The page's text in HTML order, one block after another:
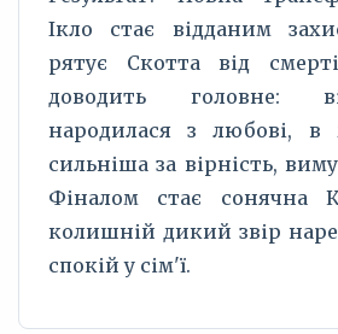
Ікло стає відданим
рятує Скотта від
доводить головне:
народилася з любові, в
сильніша за вірність,
Фіналом стає сонячна
колишній дикий звір
спокій у сім'ї.